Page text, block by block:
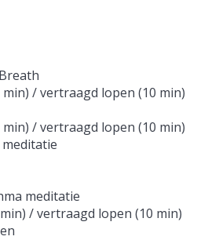
/ vertraagd lopen (10 min)
/ vertraagd lopen (10 min)
meditatie
meditatie
/ vertraagd lopen (10 min)